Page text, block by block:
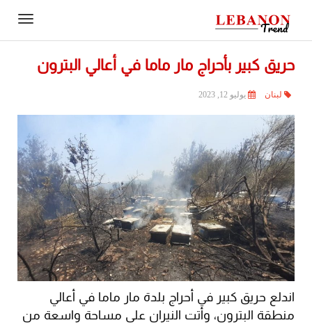
حريق كبير بأحراج مار ماما في أعالي البترون
لبنان يوليو 12, 2023
اندلع حريق كبير في أحراج بلدة مار ماما في أعالي
منطقة البترون، وأتت النيران على مساحة واسعة من
Contact
Us